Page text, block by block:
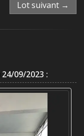
Lot suivant →
24/09/2023 :